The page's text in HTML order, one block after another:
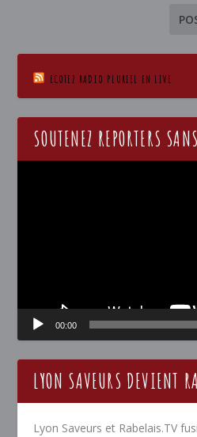
ECOTEZ RADIO PLURIEL EN LIVE
SOUTENEZ REPORTERS
00:00
LYON SAVEURS DEVIENT
Lyon Saveurs et Rabelais.TV